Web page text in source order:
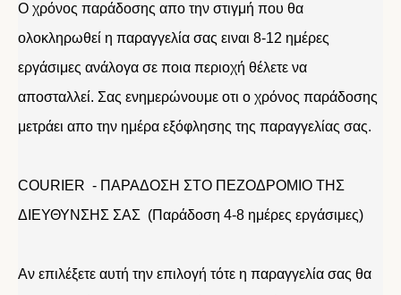
Ο χρόνος παράδοσης απο την στιγμή που θα
ολοκληρωθεί η παραγγελία σας ειναι 8-12 ημέρες
εργάσιμες ανάλογα σε ποια περιοχή θέλετε να
αποσταλλεί. Σας ενημερώνουμε οτι ο χρόνος παράδοσης
μετράει απο την ημέρα εξόφλησης της παραγγελίας σας.
COURIER - ΠΑΡΑΔΟΣΗ ΣΤΟ ΠΕΖΟΔΡΟΜΙΟ ΤΗΣ
ΔΙΕΥΘΥΝΣΗΣ ΣΑΣ (Παράδοση 4-8 ημέρες εργάσιμες)
Αν επιλέξετε αυτή την επιλογή τότε η παραγγελία σας θα